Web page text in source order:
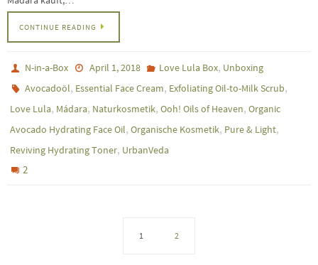
CONTINUE READING
N-in-a-Box April 1, 2018 Love Lula Box, Unboxing
Avocadoöl, Essential Face Cream, Exfoliating Oil-to-Milk Scrub,
Love Lula, Mádara, Naturkosmetik, Ooh! Oils of Heaven, Organic
Avocado Hydrating Face Oil, Organische Kosmetik, Pure & Light,
Reviving Hydrating Toner, UrbanVeda
2
1 2